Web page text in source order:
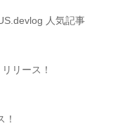
人気記事
リース！
！